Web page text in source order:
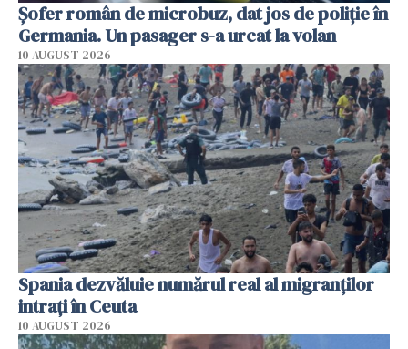
Șofer român de microbuz, dat jos de poliție în
Germania. Un pasager s-a urcat la volan
10 AUGUST 2026
Spania dezvăluie numărul real al migranților
intrați în Ceuta
10 AUGUST 2026